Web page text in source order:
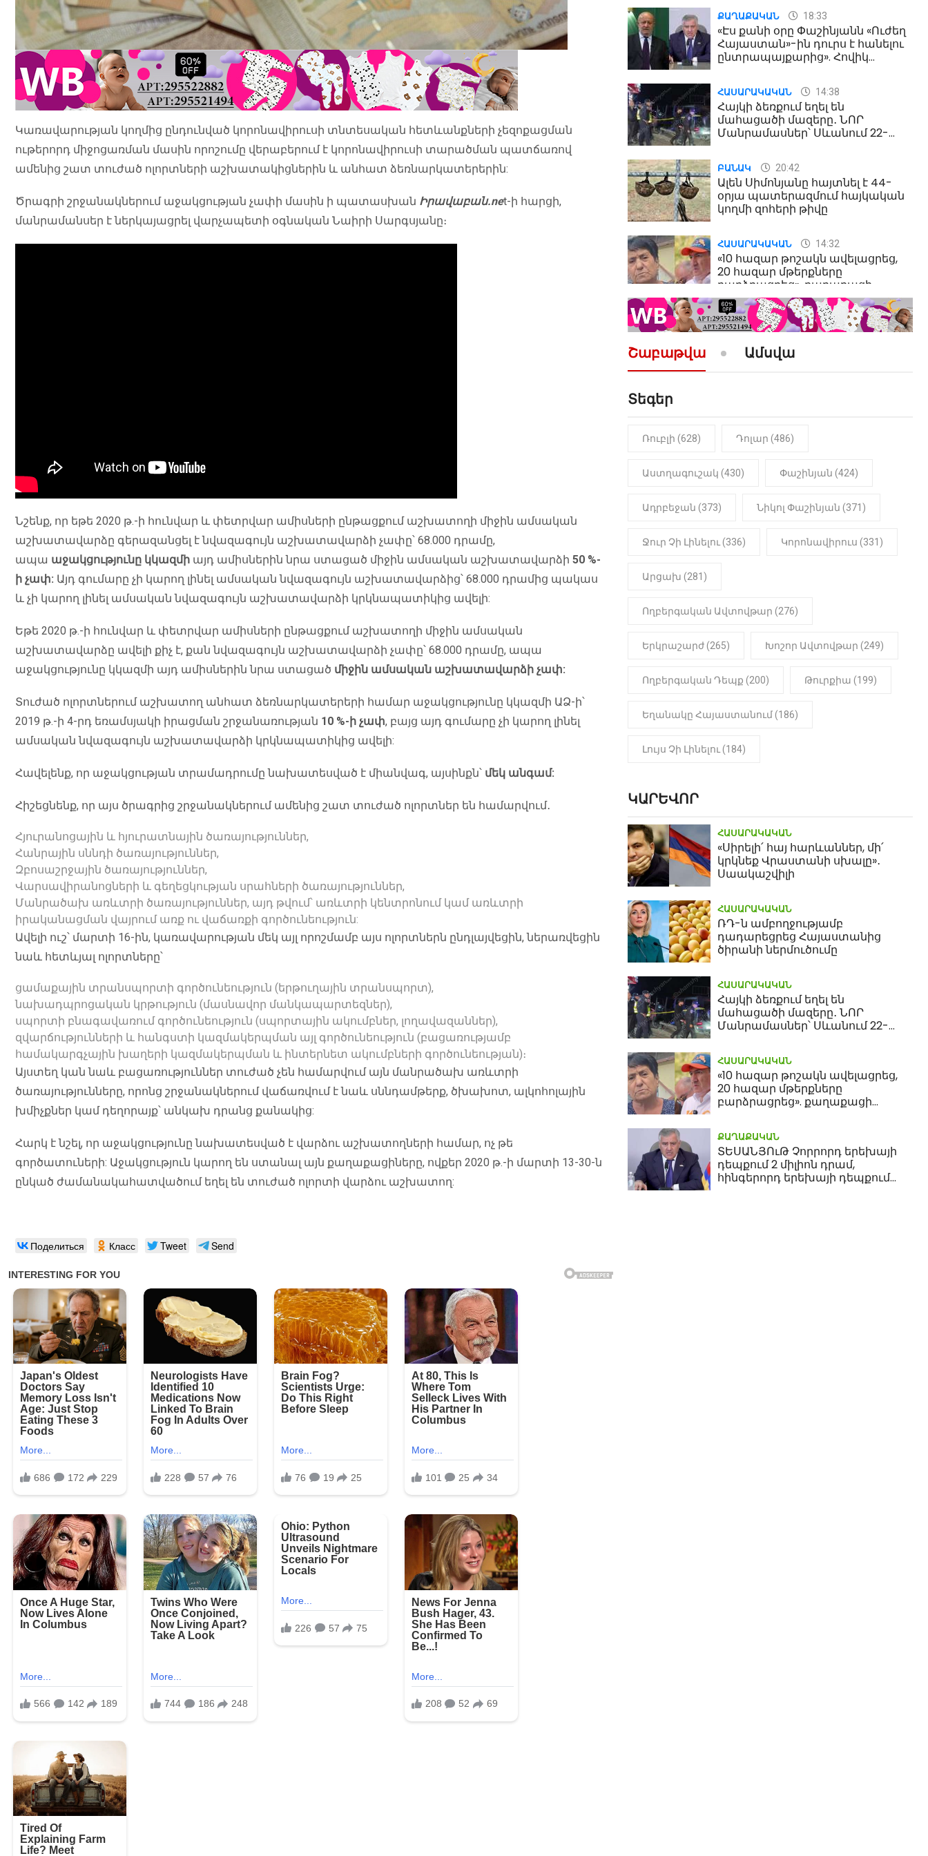
Կառավարության կողմից ընդունված կորոնավիրուսի տնտեսական հետևանքների չեզոքացման
ութերորդ միջոցառման մասին որոշումը վերաբերում է կորոնավիրուսի տարածման պատճառով
ամենից շատ տուժած ոլորտների աշխատակիցներին և անհատ ձեռնարկատերերին:
Ծրագրի շրջանակներում աջակցության չափի մասին ի պատասխան Իրավաբան.net-ի հարցի,
մանրամանսեր է ներկայացրել վարչապետի օգնական Նաիրի Սարգսյանը։
Նշենք, որ եթե 2020 թ.-ի հունվար և փետրվար ամիսների ընթացքում աշխատողի միջին ամսական
աշխատավարձը գերազանցել է նվազագույն աշխատավարձի չափը՝ 68.000 դրամը,
ապա աջակցությունը կկազմի այդ ամիսներին նրա ստացած միջին ամսական աշխատավարձի 50 %-
ի չափ: Այդ գումարը չի կարող լինել ամսական նվազագույն աշխատավարձից՝ 68.000 դրամից պակաս
և չի կարող լինել ամսական նվազագույն աշխատավարձի կրկնապատիկից ավելի:
Եթե 2020 թ.-ի հունվար և փետրվար ամիսների ընթացքում աշխատողի միջին ամսական
աշխատավարձը ավելի քիչ է, քան նվազագույն աշխատավարձի չափը՝ 68.000 դրամը, ապա
աջակցությունը կկազմի այդ ամիսներին նրա ստացած միջին ամսական աշխատավարձի չափ:
Տուժած ոլորտներում աշխատող անհատ ձեռնարկատերերի համար աջակցությունը կկազմի ԱՁ-ի՝
2019 թ.-ի 4-րդ եռամսյակի իրացման շրջանառության 10 %-ի չափ, բայց այդ գումարը չի կարող լինել
ամսական նվազագույն աշխատավարձի կրկնապատիկից ավելի:
Հավելենք, որ աջակցության տրամադրումը նախատեսված է միանվագ, այսինքն՝ մեկ անգամ:
Հիշեցնենք, որ այս ծրագրից շրջանակներում ամենից շատ տուժած ոլորտներ են համարվում․
Հյուրանոցային և հյուրատնային ծառայություններ,
Հանրային սննդի ծառայություններ,
Զբոսաշրջային ծառայություններ,
Վարսավիրանոցների և գեղեցկության սրահների ծառայություններ,
Մանրածախ առևտրի ծառայություններ, այդ թվում՝ առևտրի կենտրոնում կամ առևտրի
իրականացման վայրում առք ու վաճառքի գործունեություն:
Ավելի ուշ՝ մարտի 16-ին, կառավարության մեկ այլ որոշմամբ այս ոլորտներն ընդլայվեցին, ներառվեցին
նաև հետևյալ ոլորտները՝
ցամաքային տրանսպորտի գործունեություն (երթուղային տրանսպորտ),
նախադպրոցական կրթություն (մասնավոր մանկապարտեզներ),
սպորտի բնագավառում գործունեություն (սպորտային ակումբներ, լողավազաններ),
զվարճությունների և հանգստի կազմակերպման այլ գործունեություն (բացառությամբ
համակարգչային խաղերի կազմակերպման և ինտերնետ ակումբների գործունեության)։
Այստեղ կան նաև բացառություններ տուժած չեն համարվում այն մանրածախ առևտրի
ծառայությունները, որոնց շրջանակներում վաճառվում է նաև սննդամթերք, ծխախոտ, ալկոհոլային
խմիչքներ կամ դեղորայք՝ անկախ դրանց քանակից:
Հարկ է նշել, որ աջակցությունը նախատեսված է վարձու աշխատողների համար, ոչ թե
գործատուների: Աջակցություն կարող են ստանալ այն քաղաքացիները, ովքեր 2020 թ.-ի մարտի 13-30-ն
ընկած ժամանակահատվածում եղել են տուժած ոլորտի վարձու աշխատող:
Поделиться Класс Tweet Send
ՔԱՂԱՔԱԿԱՆ 18:33
«Էս քանի օրը Փաշինյանն «Ուժեղ
Հայաստան»-ին դուրս է հանելու
ընտրապայքարից». Հովիկ
ՀԱՍԱՐԱԿԱԿԱՆ 14:38
Հայկի ձեռքում եղել են
մահացածի մազերը․ ՆՈՐ
Մանրամասներ՝ Սևանում 22-
ԲԱՆԱԿ 20:42
Ալեն Սիմոնյանը հայտնել է 44-
օրյա պատերազմում հայկական
կողմի զոհերի թիվը
ՀԱՍԱՐԱԿԱԿԱՆ 14:32
«10 հազար թոշակն ավելացրեց,
20 հազար մթերքները
բարձրացրեց». քաղաքացի
(տեսանյութ)
ՔԱՂԱՔԱԿԱՆ 10:52
«Լեզվիդ տալու փոխարեն
արտաբերիր այս երկու
նախադասությունը»․ Իշխան
Նիկոլ Փաշինյան
ԻՐԱԴԱՐՁԱՅԻՆ 22:01
հայտնաբերվել է
մանկապղծության համար
մարմինը
Շաբաթվա Ամսվա
Տեգեր
Ռուբլի (628) Դոլար (486)
Աստղագուշակ (430) Փաշինյան (424)
Ադրբեջան (373) Նիկոլ Փաշինյան (371)
Ջուր Չի Լինելու (336) Կորոնավիրուս (331)
Արցախ (281)
Ողբերգական Ավտովթար (276)
Երկրաշարժ (265) Խոշոր Ավտովթար (249)
Ողբերգական Դեպք (200) Թուրքիա (199)
Եղանակը Հայաստանում (186)
Լույս Չի Լինելու (184)
ԿԱՐԵՎՈՐ
ՀԱՍԱՐԱԿԱԿԱՆ
«Սիրելի՛ հայ հարևաններ, մի՛
կրկնեք Վրաստանի սխալը»․
Սաակաշվիլի
ՀԱՍԱՐԱԿԱԿԱՆ
ՌԴ-ն ամբողջությամբ
դադարեցրեց Հայաստանից
ծիրանի ներմուծումը
ՀԱՍԱՐԱԿԱԿԱՆ
Հայկի ձեռքում եղել են
մահացածի մազերը․ ՆՈՐ
Մանրամասներ՝ Սևանում 22-
ՀԱՍԱՐԱԿԱԿԱՆ
«10 հազար թոշակն ավելացրեց,
20 հազար մթերքները
բարձրացրեց». քաղաքացի
ՔԱՂԱՔԱԿԱՆ
ՏԵՍԱՆՅՈւԹ Չորրորդ երեխայի
դեպքում 2 միլիոն դրամ,
հինգերորդ երեխայի դեպքում